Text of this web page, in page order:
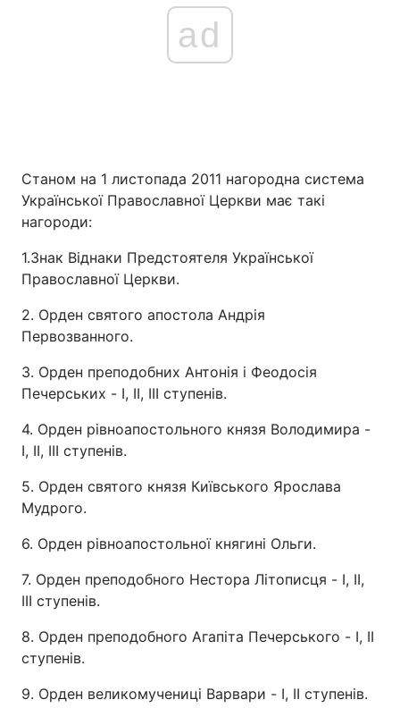
ad
Станом на 1 листопада 2011 нагородна система
Української Православної Церкви має такі
нагороди:
1.Знак Віднаки Предстоятеля Української
Православної Церкви.
2. Орден святого апостола Андрія
Первозванного.
3. Орден преподобних Антонія і Феодосія
Печерських - I, II, III ступенів.
4. Орден рівноапостольного князя Володимира -
I, II, III ступенів.
5. Орден святого князя Київського Ярослава
Мудрого.
6. Орден рівноапостольної княгині Ольги.
7. Орден преподобного Нестора Літописця - I, II,
III ступенів.
8. Орден преподобного Агапіта Печерського - I, II
ступенів.
9. Орден великомучениці Варвари - I, II ступенів.